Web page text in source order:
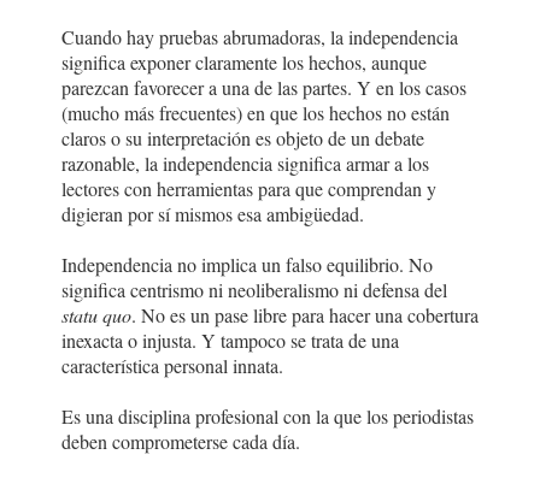
Cuando hay pruebas abrumadoras, la independencia
significa exponer claramente los hechos, aunque
parezcan favorecer a una de las partes. Y en los casos
(mucho más frecuentes) en que los hechos no están
claros o su interpretación es objeto de un debate
razonable, la independencia significa armar a los
lectores con herramientas para que comprendan y
digieran por sí mismos esa ambigüedad.
Independencia no implica un falso equilibrio. No
significa centrismo ni neoliberalismo ni defensa del
statu quo. No es un pase libre para hacer una cobertura
inexacta o injusta. Y tampoco se trata de una
característica personal innata.
Es una disciplina profesional con la que los periodistas
deben comprometerse cada día.